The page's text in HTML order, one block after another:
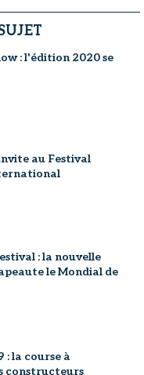
: l'édition 2020 se
au Festival
: la nouvelle
le Mondial de
la course à
constructeurs